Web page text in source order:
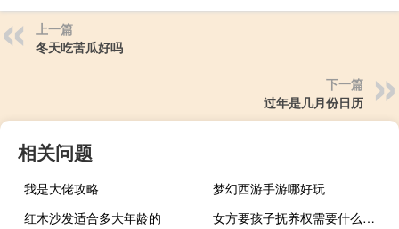
上一篇
冬天吃苦瓜好吗
下一篇
过年是几月份日历
相关问题
我是大佬攻略
梦幻西游手游哪好玩
红木沙发适合多大年龄的
女方要孩子抚养权需要什么条件